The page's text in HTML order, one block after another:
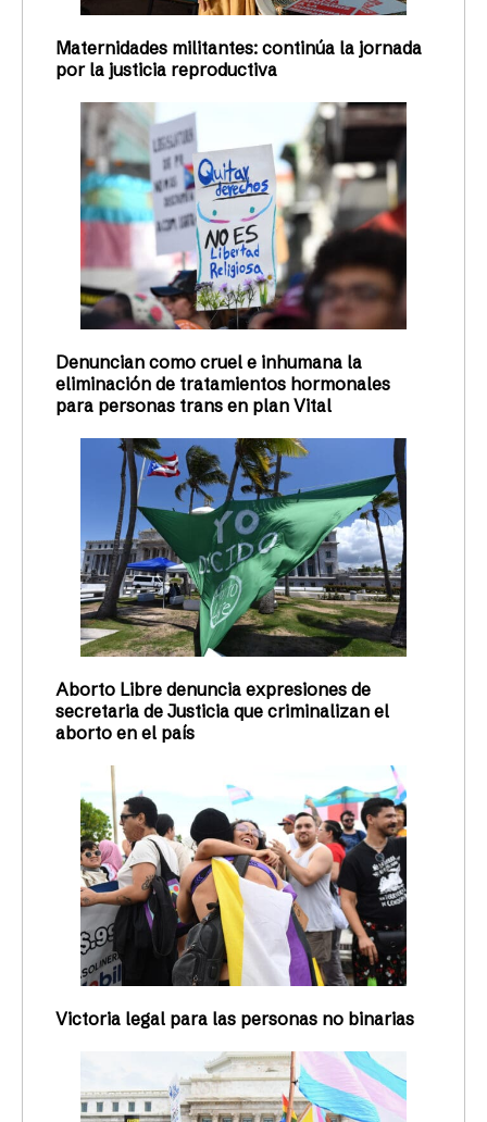
Maternidades militantes: continúa la jornada
por la justicia reproductiva
Denuncian como cruel e inhumana la
eliminación de tratamientos hormonales
para personas trans en plan Vital
Aborto Libre denuncia expresiones de
secretaria de Justicia que criminalizan el
aborto en el país
Victoria legal para las personas no binarias